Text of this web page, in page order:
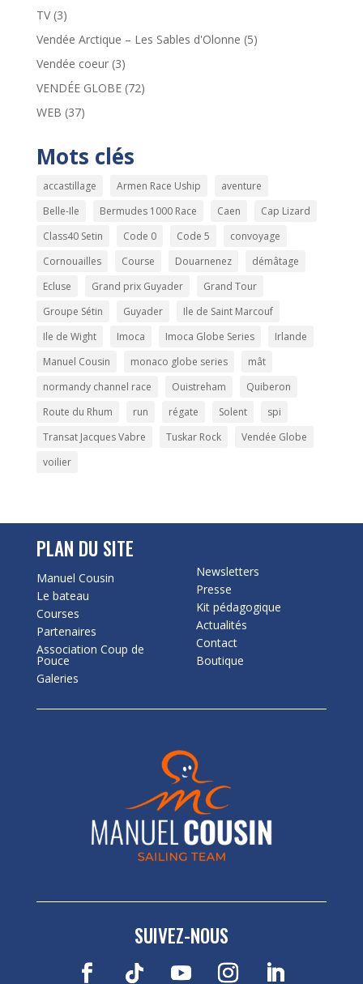
TV(3)
Vendée Arctique – Les Sables d'Olonne (5)
Vendée coeur(3)
VENDÉE GLOBE(72)
WEB (37)
Mots clés
accastillage Armen Race Uship
aventure
Belle-Ile
Bermudes 1000 Race Caen
Cap Lizard
Class40 Setin
Code 0 Code 5
convoyage
Cornouailles
Course Douarnenez
démâtage
Ecluse
Grand prix Guyader
Grand Tour
Groupe Sétin
Guyader
Ile de Saint Marcouf
Ile de Wight
Imoca Imoca Globe Series
Irlande
Manuel Cousin
monaco globe series
mât
normandy channel race
Ouistreham
Quiberon
Route du Rhum
run régate Solent
spi
Transat Jacques Vabre
Tuskar Rock
Vendée Globe
voilier
PLAN DU SITE
Manuel Cousin
Le bateau
Courses
Partenaires
Association Coup de
Pouce
Galeries
Newsletters
Presse
Kit pédagogique
Actualités
Contact
Boutique
SUIVEZ-NOUS